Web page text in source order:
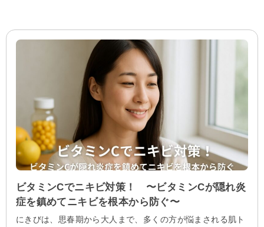
ビタミンCでニキビ対策！ 〜ビタミンCが隠れ炎
症を鎮めてニキビを根本から防ぐ〜
にきびは、思春期から大人まで、多くの方が悩まされる肌ト